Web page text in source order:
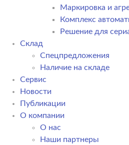
Маркировка и
Комплекс
Решение для
Склад
Спецпредложения
Наличие на складе
Сервис
Новости
Публикации
О компании
О нас
Наши партнеры